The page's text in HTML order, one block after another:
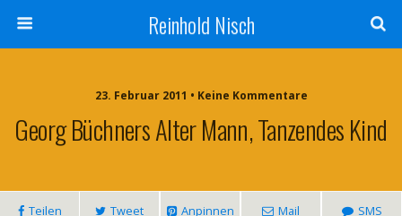
Reinhold Nisch
23. Februar 2011 • Keine Kommentare
Georg Büchners Alter Mann, Tanzendes Kind
Teilen Tweet Anpinnen Mail SMS